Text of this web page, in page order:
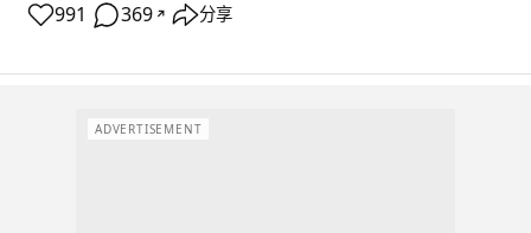
991 369 ↗ 分享
ADVERTISEMENT